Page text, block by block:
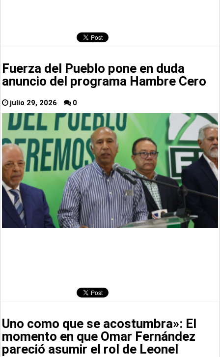
Fuerza del Pueblo pone en duda
anuncio del programa Hambre Cero
julio 29, 2026 0
Uno como que se acostumbra»: El
momento en que Omar Fernández
pareció asumir el rol de Leonel